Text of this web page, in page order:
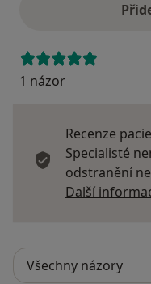
1 názor
Recenze
Specialisté
odstranění
Další